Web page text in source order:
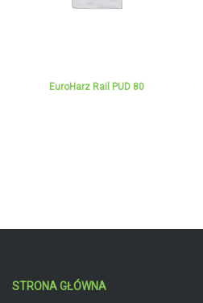
EuroHarz Rail PUD 80
STRONA GŁÓWNA